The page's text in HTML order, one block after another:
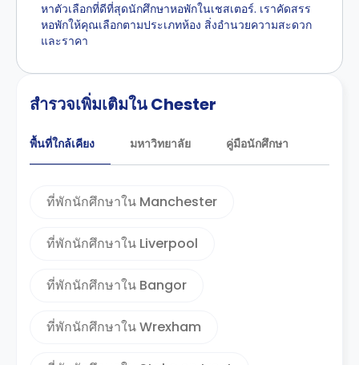
หาตัวเลือกที่ดีที่สุดนักศึกษาหอพักในเชสเตอร์. เราคัดสรร
หอพักให้คุณเลือกตามประเภทห้อง สิ่งอำนวยความสะดวก
และราคา
สำรวจเพิ่มเติมใน Chester
พื้นที่ใกล้เคียง มหาวิทยาลัย คู่มือนักศึกษา
ที่พักนักศึกษาใน Manchester
ที่พักนักศึกษาใน Liverpool
ที่พักนักศึกษาใน Bangor
ที่พักนักศึกษาใน Wrexham